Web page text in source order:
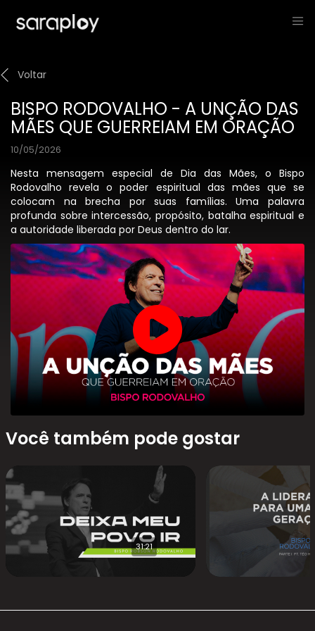
Voltar
BISPO RODOVALHO - A UNÇÃO DAS
MÃES QUE GUERREIAM EM ORAÇÃO
10/05/2026
Nesta mensagem especial de Dia das Mães, o Bispo
Rodovalho revela o poder espiritual das mães que se
colocam na brecha por suas famílias. Uma palavra
profunda sobre intercessão, propósito, batalha espiritual e
a autoridade liberada por Deus dentro do lar.
Você também pode gostar
31:21